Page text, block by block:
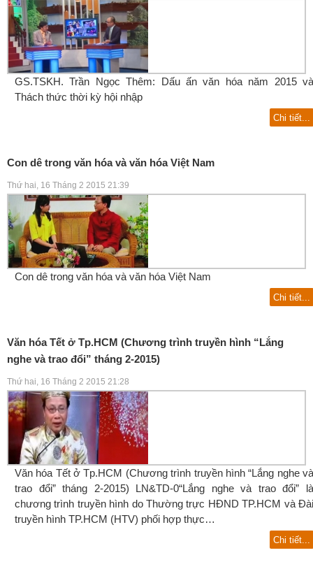
GS.TSKH. Trần Ngọc Thêm: Dấu ấn văn hóa năm 2015 và
Thách thức thời kỳ hội nhập
Chi tiết...
Con dê trong văn hóa và văn hóa Việt Nam
Thứ hai, 16 Tháng 2 2015 21:39
Con dê trong văn hóa và văn hóa Việt Nam
Chi tiết...
Văn hóa Tết ở Tp.HCM (Chương trình truyền hình “Lắng
nghe và trao đổi” tháng 2-2015)
Thứ hai, 16 Tháng 2 2015 21:28
Văn hóa Tết ở Tp.HCM (Chương trình truyền hình “Lắng nghe và
trao đổi” tháng 2-2015) LN&TD-0“Lắng nghe và trao đổi” là
chương trình truyền hình do Thường trực HĐND TP.HCM và Đài
truyền hình TP.HCM (HTV) phối hợp thực…
Chi tiết...